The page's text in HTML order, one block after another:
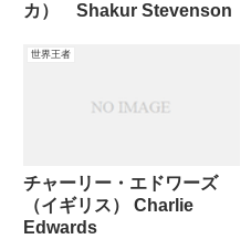
カ） Shakur Stevenson
世界王者
チャーリー・エドワーズ
（イギリス） Charlie
Edwards